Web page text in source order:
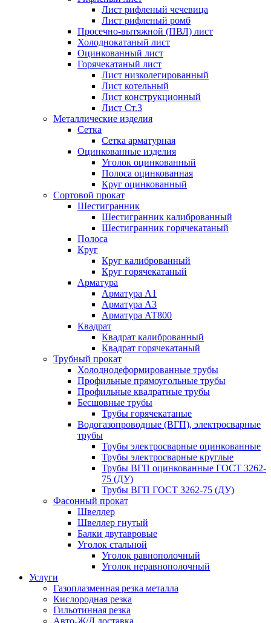
Лист рифленый чечевица
Лист рифленый ромб
Просечно-вытяжной (ПВЛ) лист
Холоднокатаный лист
Оцинкованный лист
Горячекатаный лист
Лист низколегированный
Лист котельный
Лист конструкционный
Лист Ст.3
Металлические изделия
Сетка
Сетка арматурная
Оцинкованные изделия
Уголок оцинкованный
Полоса оцинкованная
Круг оцинкованный
Сортовой прокат
Шестигранник
Шестигранник калиброванный
Шестигранник горячекатаный
Полоса
Круг
Круг калиброванный
Круг горячекатаный
Арматура
Арматура А1
Арматура А3
Арматура АТ800
Квадрат
Квадрат калиброванный
Квадрат горячекатаный
Трубный прокат
Холоднодеформированные трубы
Профильные прямоугольные трубы
Профильные квадратные трубы
Бесшовные трубы
Трубы горячекатаные
Водогазопроводные (ВГП), электросварные
трубы
Трубы электросварные оцинкованные
Трубы электросварные круглые
Трубы ВГП оцинкованные ГОСТ 3262-
75 (ДУ)
Трубы ВГП ГОСТ 3262-75 (ДУ)
Фасонный прокат
Швеллер
Швеллер гнутый
Балки двутавровые
Уголок стальной
Уголок равнополочный
Уголок неравнополочный
Услуги
Газоплазменная резка металла
Кислородная резка
Гильотинная резка
Авто-Ж/Д доставка